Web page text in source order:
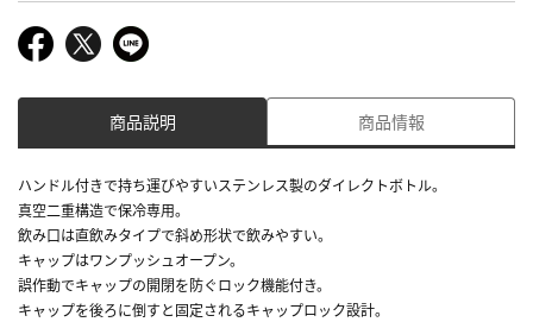
商品説明 商品情報
ハンドル付きで持ち運びやすいステンレス製のダイレクトボトル。
真空二重構造で保冷専用。
飲み口は直飲みタイプで斜め形状で飲みやすい。
キャップはワンプッシュオープン。
誤作動でキャップの開閉を防ぐロック機能付き。
キャップを後ろに倒すと固定されるキャップロック設計。